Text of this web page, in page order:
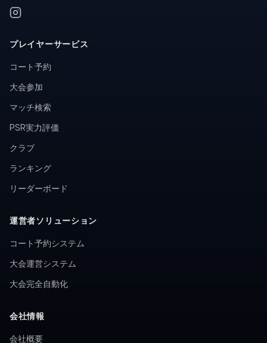
プレイヤーサービス
コート予約
大会参加
マッチ検索
PSR実力評価
クラブ
ランキング
リーダーボード
運営者ソリューション
コート予約システム
大会運営システム
大会完全自動化
会社情報
会社概要